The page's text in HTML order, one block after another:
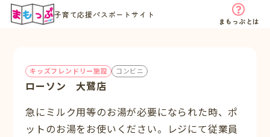
子育て応援パスポートサイト
まもっぷとは
キッズフレンドリー施設 コンビニ
ローソン 大鷺店
急にミルク用等のお湯が必要になられた時、ポ
ットのお湯をお使いください。レジにて従業員